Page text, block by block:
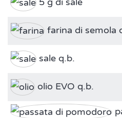
farina di semola
sale q.b.
olio EVO q.b.